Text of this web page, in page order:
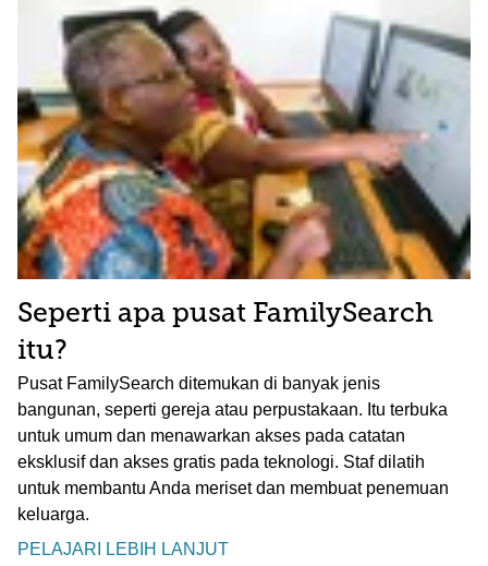
Seperti apa pusat FamilySearch
itu?
Pusat FamilySearch ditemukan di banyak jenis
bangunan, seperti gereja atau perpustakaan. Itu terbuka
untuk umum dan menawarkan akses pada catatan
eksklusif dan akses gratis pada teknologi. Staf dilatih
untuk membantu Anda meriset dan membuat penemuan
keluarga.
PELAJARI LEBIH LANJUT